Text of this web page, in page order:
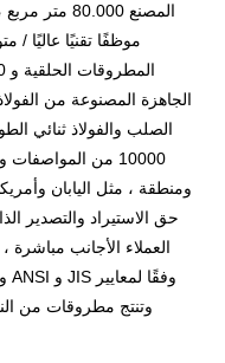
الجاهزة المصنوعة من
الصلب والفولاذ ثنائي
ومنطقة ، مثل اليابان
حق الاستيراد والتصدير
العملاء الأجانب مباشرة
وتنتج مطروقات من